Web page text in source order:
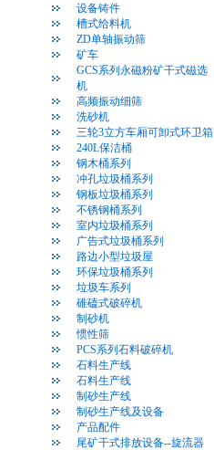
设备铸件
槽式给料机
ZD单轴振动筛
矿车
GCS系列永磁粉矿干式磁选
机
高频振动细筛
洗砂机
三轮3立方车厢可卸式环卫箱
240L保洁桶
钢木桶系列
冲孔垃圾桶系列
钢板垃圾桶系列
不锈钢桶系列
室内垃圾桶系列
广告式垃圾桶系列
路边小型垃圾屋
环保垃圾桶系列
垃圾车系列
碓磕式破碎机
制砂机
惯性筛
PCS系列石料破碎机
石料生产线
石料生产线
制砂生产线
制砂生产线及设备
产品配件
尾矿干式排放设备--旋流器